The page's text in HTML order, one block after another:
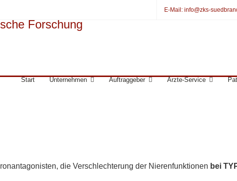
E-Mail: info@zks-
Start Unternehmen Auftraggeber Ärzte-Service
die Verschlechterung der Nierenfunktionen bei